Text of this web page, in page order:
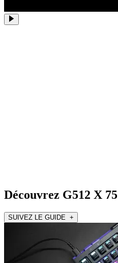
Découvrez G512 X 75
SUIVEZ LE GUIDE +